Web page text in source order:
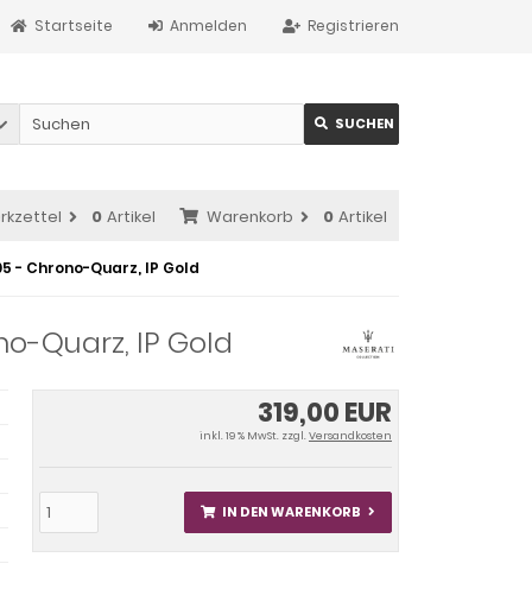
Registrieren
Anmelden
Startseite
SUCHEN
Warenkorb 0 Artikel
0 Artikel
- Chrono-Quarz, IP Gold
Quarz, IP Gold
319,00 EUR
inkl. 19 % MwSt. zzgl.Versandkosten
IN DEN WARENKORB